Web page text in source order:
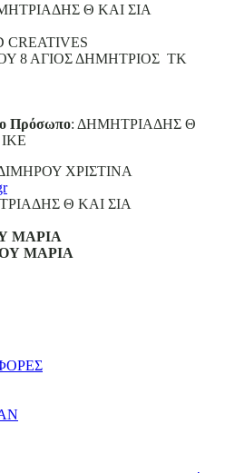
Θ ΚΑΙ ΣΙΑ
8 ΑΓΙΟΣ ΔΗΜΗΤΡΙΟΣ ΤΚ
Πρόσωπο: ΔΗΜΗΤΡΙΑΔΗΣ Θ
ΧΡΙΣΤΙΝΑ
Θ ΚΑΙ ΣΙΑ
ΜΑΡΙΑ
ΜΑΡΙΑ